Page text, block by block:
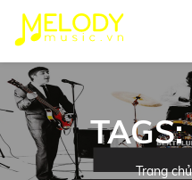
Trang chủ